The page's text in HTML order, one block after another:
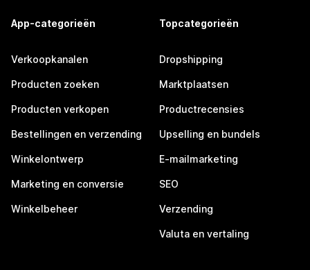
App-categorieën
Verkoopkanalen
Producten zoeken
Producten verkopen
Bestellingen en verzending
Winkelontwerp
Marketing en conversie
Winkelbeheer
Topcategorieën
Dropshipping
Marktplaatsen
Productrecensies
Upselling en bundels
E-mailmarketing
SEO
Verzending
Valuta en vertaling